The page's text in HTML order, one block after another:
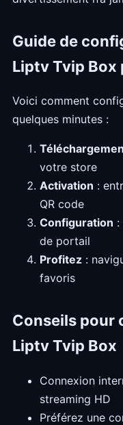
Guide de
Liptv Tvip Box
Voici comment
quelques minutes :
votre store
Activation :
QR code
Configuration :
de portail
Profitez :
favoris
Conseils pour
Liptv Tvip Box
Connexion
streaming HD
Préférez une